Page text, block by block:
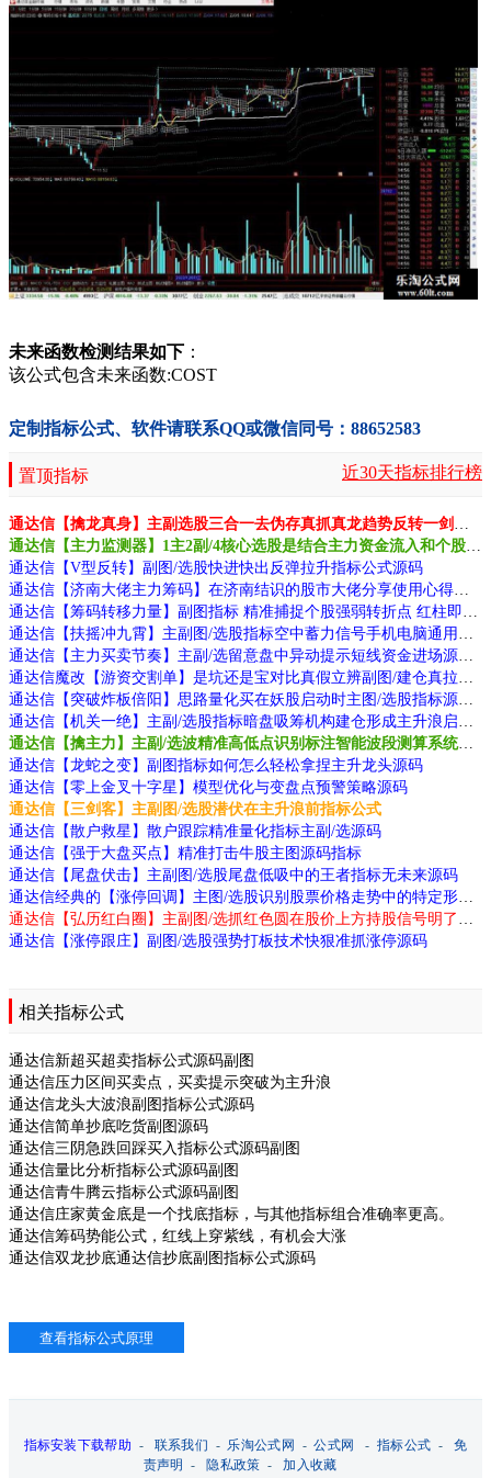
未来函数检测结果如下 ：
该公式包含未来函数:COST
定制指标公式、软件请联系QQ或微信同号：88652583
置顶指标 近30天指标排行榜
通达信【擒龙真身】主副选股三合一去伪存真抓真龙趋势反转一剑封喉源码
通达信【主力监测器】1主2副/4核心选股是结合主力资金流入和个股走势转强源码
通达信【V型反转】副图/选股快进快出反弹拉升指标公式源码
通达信【济南大佬主力筹码】在济南结识的股市大佬分享使用心得副图
通达信【筹码转移力量】副图指标 精准捕捉个股强弱转折点 红柱即转强信号源码
通达信【扶摇冲九霄】主副图/选股指标空中蓄力信号手机电脑通用源码
通达信【主力买卖节奏】主副/选留意盘中异动提示短线资金进场源码
通达信魔改【游资交割单】是坑还是宝对比真假立辨副图/建仓真拉升源码
通达信【突破炸板倍阳】思路量化买在妖股启动时主图/选股指标源码
通达信【机关一绝】主副/选股指标暗盘吸筹机构建仓形成主升浪启动源码
通达信【擒主力】主副/选波精准高低点识别标注智能波段测算系统源码
通达信【龙蛇之变】副图指标如何怎么轻松拿捏主升龙头源码
通达信【零上金叉十字星】模型优化与变盘点预警策略源码
通达信【三剑客】主副图/选股潜伏在主升浪前指标公式
通达信【散户救星】散户跟踪精准量化指标主副/选源码
通达信【强于大盘买点】精准打击牛股主图源码指标
通达信【尾盘伏击】主副图/选股尾盘低吸中的王者指标无未来源码
通达信经典的【涨停回调】主图/选股识别股票价格走势中的特定形态信号源码
通达信【弘历红白圈】主副图/选抓红色圆在股价上方持股信号明了源码
通达信【涨停跟庄】副图/选股强势打板技术快狠准抓涨停源码
相关指标公式
通达信新超买超卖指标公式源码副图
通达信压力区间买卖点，买卖提示突破为主升浪
通达信龙头大波浪副图指标公式源码
通达信简单抄底吃货副图源码
通达信三阴急跌回踩买入指标公式源码副图
通达信量比分析指标公式源码副图
通达信青牛腾云指标公式源码副图
通达信庄家黄金底是一个找底指标，与其他指标组合准确率更高。
通达信筹码势能公式，红线上穿紫线，有机会大涨
通达信双龙抄底通达信抄底副图指标公式源码
指标安装下载帮助 - 联系我们 - 乐淘公式网 -公式网 -指标公式 -免
责声明
- 隐私政策 -加入收藏